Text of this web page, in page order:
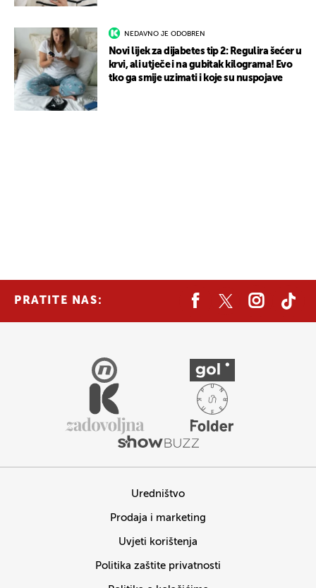
NEDAVNO JE ODOBREN
Novi lijek za dijabetes tip 2: Regulira šećer u
krvi, ali utječe i na gubitak kilograma! Evo
tko ga smije uzimati i koje su nuspojave
PRATITE NAS:
Uredništvo
Prodaja i marketing
Uvjeti korištenja
Politika zaštite privatnosti